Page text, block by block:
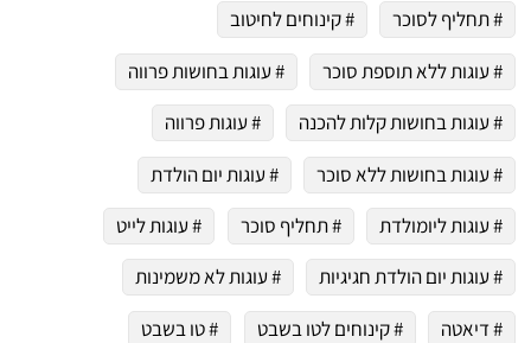
# תחליף לסוכר
# קינוחים לחיטוב
# עוגות ללא תוספת סוכר
# עוגות בחושות פרווה
# עוגות בחושות קלות להכנה
# עוגות פרווה
# עוגות בחושות ללא סוכר
# עוגות יום הולדת
# עוגות ליומולדת
# תחליף סוכר
# עוגות לייט
# עוגות יום הולדת חגיגיות
# עוגות לא משמינות
# דיאטה
# קינוחים לטו בשבט
# טו בשבט